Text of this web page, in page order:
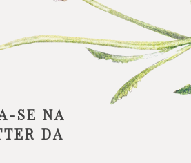
SE NA
DA